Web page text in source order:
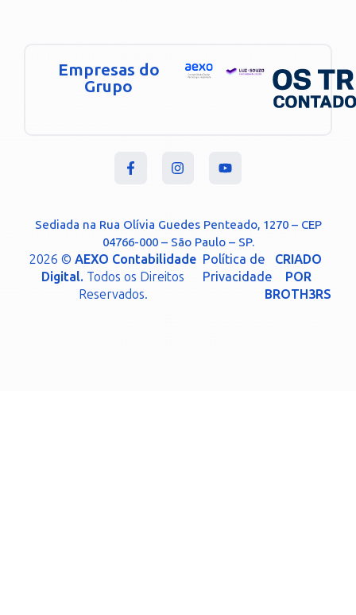
Empresas do
Grupo
Sediada na Rua Olívia Guedes Penteado, 1270 – CEP
04766-000 – São Paulo – SP.
2026 ©AEXO Contabilidade
Digital. Todos os Direitos
Reservados.
Política de
Privacidade
CRIADO
POR
BROTH3RS